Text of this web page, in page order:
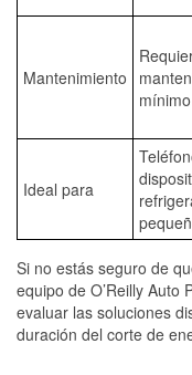
Mantenimiento
mínimo
Ideal para
Si no estás seguro de
equipo de O’Reilly Auto
evaluar las soluciones
duración del corte de